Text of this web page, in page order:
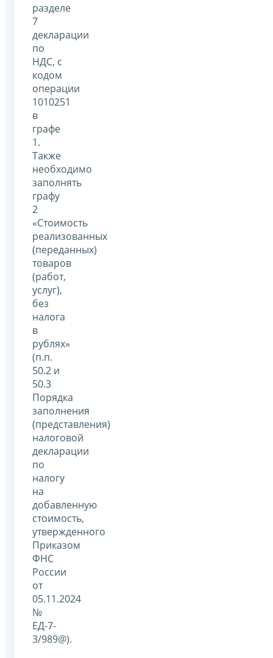
разделе
7
декларации
по
НДС, с
кодом
операции
1010251
в
графе
1.
Также
необходимо
заполнять
графу
2
«Стоимость
реализованных
(переданных)
товаров
(работ,
услуг),
без
налога
в
рублях»
(п.п.
50.2 и
50.3
Порядка
заполнения
(представления)
налоговой
декларации
по
налогу
на
добавленную
стоимость,
утвержденного
Приказом
ФНС
России
от
05.11.2024
№
ЕД-7-
3/989@).